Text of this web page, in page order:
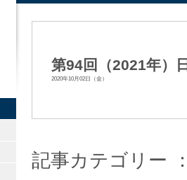
第94回（2021年）
2020年10月02日（金）
記事カテゴリー
公益社団法人日本生化学会